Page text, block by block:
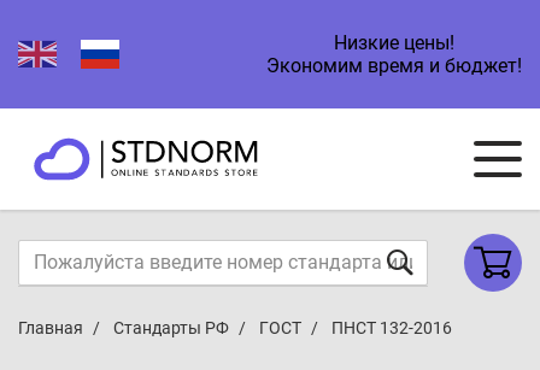
Низкие цены!
Экономим время и бюджет!
Главная Стандарты РФ ГОСТ ПНСТ 132-2016